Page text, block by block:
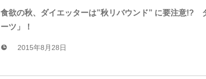
食欲の秋、ダイエッターは”秋リバウンド” に要注意!?
ーツ」！
2015年8月28日